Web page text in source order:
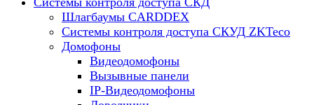
Шлагбаумы CARDDEX
Системы контроля доступа СКУД ZKTeco
Домофоны
Видеодомофоны
Вызывные панели
IP-Видеодомофоны